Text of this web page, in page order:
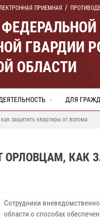
ПРИЕМНАЯ
ГВАРДИИ
ОБЛАСТИ
ДЛЯ
защитить квартиры от взлома
ОРЛОВЦАМ, КАК
Сотрудники
области о способах